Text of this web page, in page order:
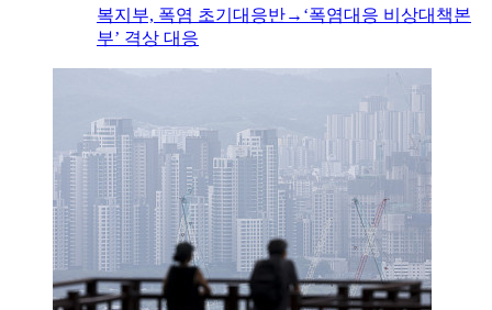
복지부, 폭염 초기대응반→‘폭염대응 비상대책본
부’ 격상 대응